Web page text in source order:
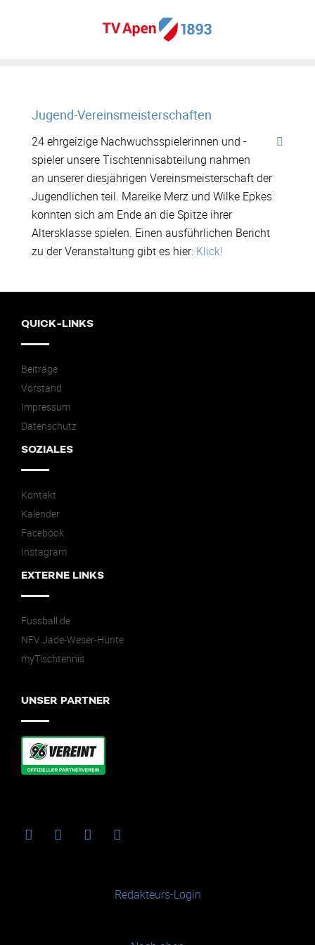
Jugend-Vereinsmeisterschaften
24 ehrgeizige Nachwuchsspielerinnen und -
spieler unsere Tischtennisabteilung nahmen
an unserer diesjährigen Vereinsmeisterschaft der
Jugendlichen teil. Mareike Merz und Wilke Epkes
konnten sich am Ende an die Spitze ihrer
Altersklasse spielen. Einen ausführlichen Bericht
zu der Veranstaltung gibt es hier: Klick!
QUICK-LINKS
Beiträge
Vorstand
Impressum
Datenschutz
SOZIALES
Kontakt
Kalender
Facebook
Instagram
EXTERNE LINKS
Fussball.de
NFV Jade-Weser-Hunte
myTischtennis
UNSER PARTNER
Redakteurs-Login